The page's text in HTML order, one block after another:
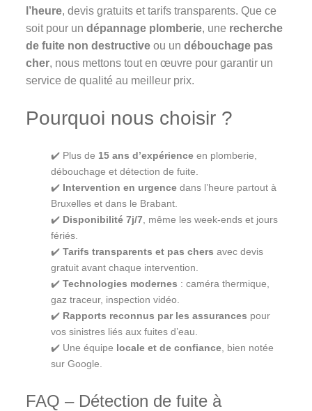
l’heure, devis gratuits et tarifs transparents. Que ce
soit pour undépannage plomberie, une recherche
de fuite non destructiveou undébouchage pas
cher, nous mettons tout en œuvre pour garantir un
service de qualité au meilleur prix.
Pourquoi nous choisir ?
✔️ Plus de 15 ans d’expérience en plomberie,
débouchage et détection de fuite.
✔️ Intervention en urgence dans l’heure partout à
Bruxelles et dans le Brabant.
✔️ Disponibilité 7j/7 , même les week-ends et jours
fériés.
✔️Tarifs transparents et pas chers avec devis
gratuit avant chaque intervention.
✔️Technologies modernes : caméra thermique,
gaz traceur, inspection vidéo.
✔️ Rapports reconnus par les assurances pour
vos sinistres liés aux fuites d’eau.
✔️ Une équipe locale et de confiance , bien notée
sur Google.
FAQ – Détection de fuite à